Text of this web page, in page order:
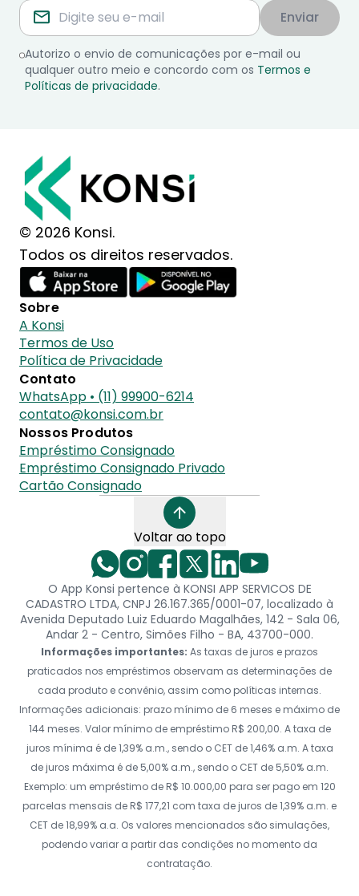
Enviar
Autorizo o envio de comunicações por e-mail ou
qualquer outro meio e concordo com os Termos e
Políticas de privacidade.
© 2026 Konsi.
Todos os direitos reservados.
Sobre
A Konsi
Termos de Uso
Política de Privacidade
Contato
WhatsApp • (11) 99900-6214
contato@konsi.com.br
Nossos Produtos
Empréstimo Consignado
Empréstimo Consignado Privado
Cartão Consignado
Voltar ao topo
O App Konsi pertence à KONSI APP SERVICOS DE
CADASTRO LTDA, CNPJ 26.167.365/0001-07, localizado à
Avenida Deputado Luiz Eduardo Magalhães, 142 - Sala 06,
Andar 2 - Centro, Simões Filho - BA, 43700-000.
Informações importantes: As taxas de juros e prazos
praticados nos empréstimos observam as determinações de
cada produto e convênio, assim como políticas internas.
Informações adicionais: prazo mínimo de 6 meses e máximo de
144 meses. Valor mínimo de empréstimo R$ 200,00. A taxa de
juros mínima é de 1,39% a.m., sendo o CET de 1,46% a.m. A taxa
de juros máxima é de 5,00% a.m., sendo o CET de 5,50% a.m.
Exemplo: um empréstimo de R$ 10.000,00 para ser pago em 120
parcelas mensais de R$ 177,21 com taxa de juros de 1,39% a.m. e
CET de 18,99% a.a. Os valores mencionados são simulações,
podendo variar a partir das condições no momento da
contratação.